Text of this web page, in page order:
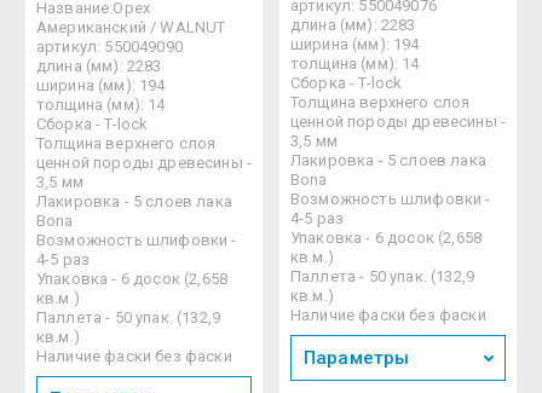
Название:Орех
Американский / WALNUT
артикул: 550049090
длина (мм): 2283
ширина (мм): 194
толщина (мм): 14
Сборка - T-lock
Толщина верхнего слоя
ценной породы древесины -
3,5 мм
Лакировка - 5 слоев лака
Bona
Возможность шлифовки -
4-5 раз
Упаковка - 6 досок (2,658
кв.м.)
Паллета - 50 упак. (132,9
кв.м.)
Наличие фаски без фаски
артикул: 550049076
длина (мм): 2283
ширина (мм): 194
толщина (мм): 14
Сборка - T-lock
Толщина верхнего слоя
ценной породы древесины -
3,5 мм
Лакировка - 5 слоев лака
Bona
Возможность шлифовки -
4-5 раз
Упаковка - 6 досок (2,658
кв.м.)
Паллета - 50 упак. (132,9
кв.м.)
Наличие фаски без фаски
Параметры